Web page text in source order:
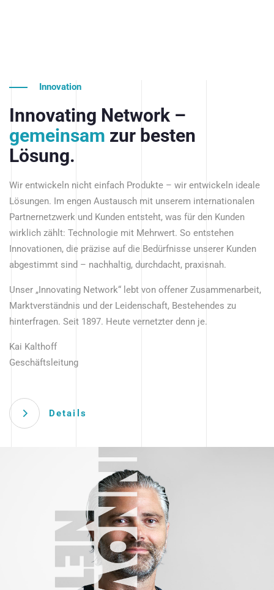
Innovation
Innovating Network –
gemeinsam zur besten
Lösung.
Wir entwickeln nicht einfach Produkte – wir entwickeln ideale
Lösungen. Im engen Austausch mit unserem internationalen
Partnernetzwerk und Kunden entsteht, was für den Kunden
wirklich zählt: Technologie mit Mehrwert. So entstehen
Innovationen, die präzise auf die Bedürfnisse unserer Kunden
abgestimmt sind – nachhaltig, durchdacht, praxisnah.
Unser „Innovating Network“ lebt von offener Zusammenarbeit,
Marktverständnis und der Leidenschaft, Bestehendes zu
hinterfragen. Seit 1897. Heute vernetzter denn je.
Kai Kalthoff
Geschäftsleitung
Details